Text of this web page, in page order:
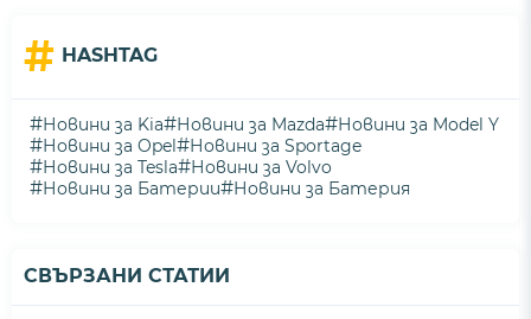
# HASHTAG
#Новини за Kia#Новини за Mazda#Новини за Model Y
#Новини за Opel#Новини за Sportage
#Новини за Tesla#Новини за Volvo
#Новини за Батерии#Новини за Батерия
СВЪРЗАНИ СТАТИИ